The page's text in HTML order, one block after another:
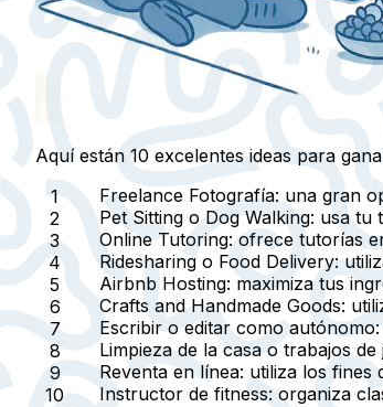
Aquí están 10 excelentes ideas para
Freelance Fotografía: una gran
Pet Sitting o Dog Walking: usa tu
Online Tutoring: ofrece tutorías
Ridesharing o Food Delivery:
Airbnb Hosting: maximiza tus
Crafts and Handmade Goods:
Escribir o editar como autónomo
Limpieza de la casa o trabajos de
Reventa en línea: utiliza los fines
Instructor de fitness: organiza